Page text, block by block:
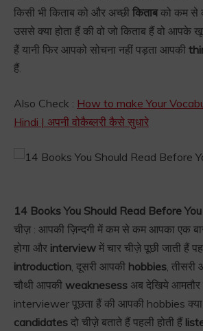
किसी भी किताब को और अच्छी किताबको कम से
उससे क्या होता हैं की वो जो किताब हैं वो आपके
हैं यानी फिर आपको सोचना नहीं पड़ता आपकी
हैं.
Also Check : How to make Your
Hindi | अपनी वोकैब्लरी कैसे सुधारे
14 Books You Should Read Before
चीज़ : आपकी ज़िन्दगी में कम से कम आपका एक
होगा और interview में चार चीज़े पूछी जाती हैं
introduction , दूसरी आपकी hobbies ,
चौथी आपकी weaknesess अब देखिये आमतौर
interviewer पूछता हैं की आपकी hobbies क्या
candidates दो चीज़े बताते हैं पहली होती हैं